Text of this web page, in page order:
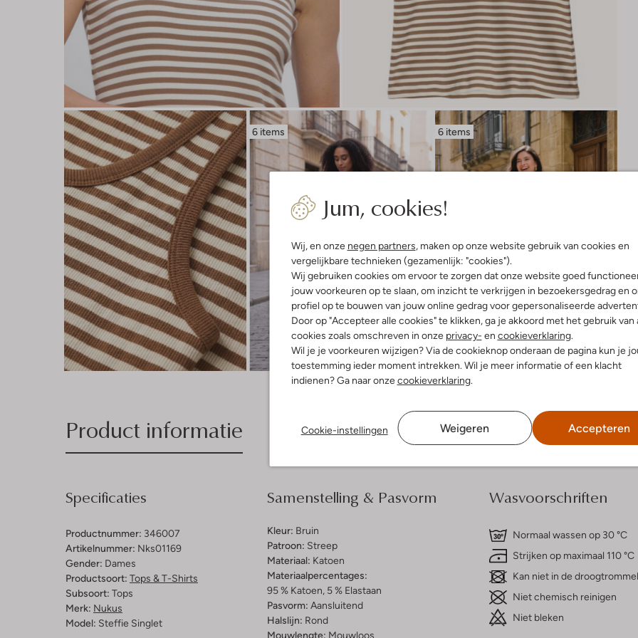
Jum, cookies!
Wij, en onze negen partners, maken op onze website gebruik van cookies en
vergelijkbare technieken (gezamenlijk: "cookies").
Wij gebruiken cookies om ervoor te zorgen dat onze website goed
jouw voorkeuren op te slaan, om inzicht te verkrijgen in bezoekersgedrag en
profiel op te bouwen van jouw online gedrag voor gepersonaliseerde
Door op "Accepteer alle cookies" te klikken, ga je akkoord met het gebruik van
cookies zoals omschreven in onze privacy- en cookieverklaring.
Wil je je voorkeuren wijzigen? Via de cookieknop onderaan de pagina kun je
toestemming ieder moment intrekken. Wil je meer informatie of een klacht
indienen? Ga naar onzecookieverklaring.
Cookie-instellingen Weigeren Accepteren
6 items
Ontdek de look
6 items
Ontdek de look
Product informatie Bezorgen & retourneren
Specificaties
Productnummer: 346007
Artikelnummer: Nks01169
Gender: Dames
Productsoort: Tops & T-Shirts
Subsoort: Tops
Merk: Nukus
Model: Steffie Singlet
Samenstelling & Pasvorm
Kleur: Bruin
Patroon: Streep
Materiaal: Katoen
Materiaalpercentages:
95 % Katoen, 5 % Elastaan
Pasvorm: Aansluitend
Halslijn: Rond
Mouwlengte: Mouwloos
Wasvoorschriften
Normaal wassen op 30 °C
Strijken op maximaal 110 °C
Kan niet in de droogtrommel
Niet chemisch reinigen
Niet bleken